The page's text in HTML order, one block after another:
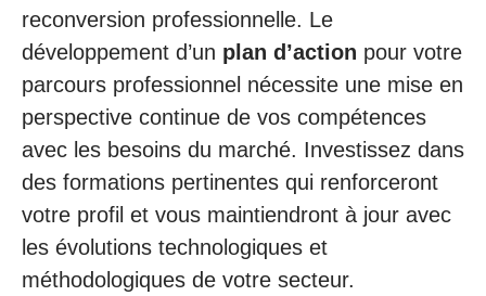
reconversion professionnelle. Le
développement d’un plan d’action pour votre
parcours professionnel nécessite une mise en
perspective continue de vos compétences
avec les besoins du marché. Investissez dans
des formations pertinentes qui renforceront
votre profil et vous maintiendront à jour avec
les évolutions technologiques et
méthodologiques de votre secteur.